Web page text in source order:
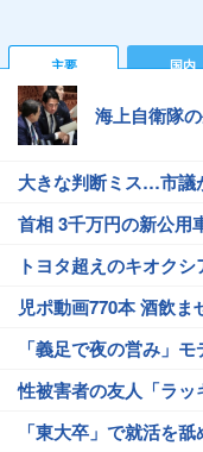
主要 国内
海上自衛隊
大きな判断ミス…市議
首相 3千万円の新公用
トヨタ超えのキオク
児ポ動画770本 酒飲ま
「義足で夜の営み」
性被害者の友人「ラッ
「東大卒」で就活を